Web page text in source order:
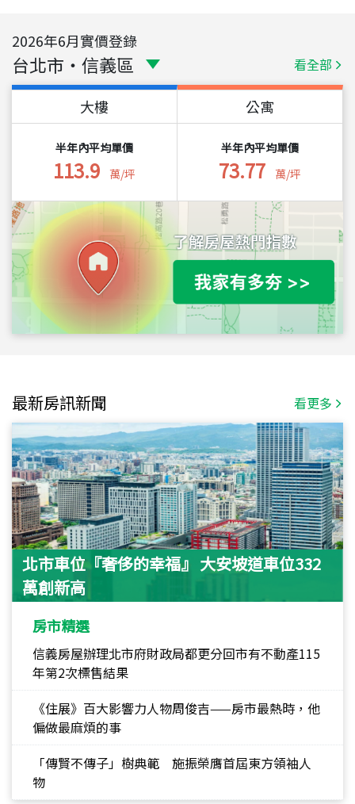
2026年6月實價登錄
台北市 ・ 信義區 看全部
大樓
半年內平均單價
113.9 萬/坪
公寓
半年內平均單價
73.77 萬/坪
最新房訊新聞 看更多
北市車位『奢侈的幸福』 大安坡道車位332
萬創新高
房市精選
信義房屋辦理北市府財政局都更分回市有不動產115
年第2次標售結果
《住展》百大影響力人物周俊吉——房市最熱時，他
偏做最麻煩的事
「傳賢不傳子」樹典範 施振榮膺首屆東方領袖人
物